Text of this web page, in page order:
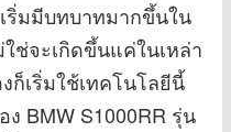
ริ่มมีบทบาทมากขึ้นใน
ช่จะเกิดขึ้นแค่ในเหล่า
ก็เริ่มใช้เทคโนโลยีนี้
BMW S1000RR รุ่น